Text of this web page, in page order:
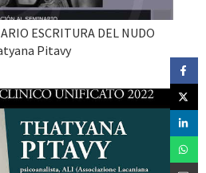
ESCRITURA DEL NUDO
Pitavy